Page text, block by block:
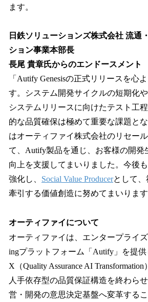
ます。
日鉄ソリューションズ株式会社 流通
ション事業本部長
長尾 貴章氏からのエンドースメント
「Autify Genesisの正式リリースを心
す。システム開発サイクルの短期化や
システムリリースに向けたテスト工
的な品質確保は極めて重要な課題と
はオーティファイ株式会社のリセー
て、Autify製品を通じ、お客様の開発
向上を支援してまいりました。今後
強化し、 Social Value Producerとして、
牽引する価値創造に努めてまいります
オーティファイについて
オーティファイは、エンタープライズ
ingプラットフォーム「Autify」を提
X（Quality Assurance AI
人手依存型の品質保証構造を終わら
営・開発の意思決定基盤へ変革する